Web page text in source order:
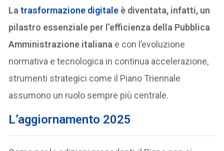
Latrasformazione digitale è diventata, infatti, un
pilastro essenziale per l’efficienza della Pubblica
Amministrazione italiana e con l’evoluzione
normativa e tecnologica in continua accelerazione,
strumenti strategici come il Piano Triennale
assumono un ruolo sempre più centrale.
L’aggiornamento 2025